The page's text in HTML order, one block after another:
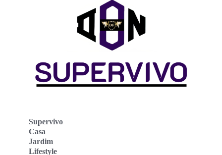
Supervivo
Casa
Jardim
Lifestyle